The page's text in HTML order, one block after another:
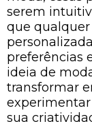
serem
que qualquer
preferências
ideia de
transformar
sua